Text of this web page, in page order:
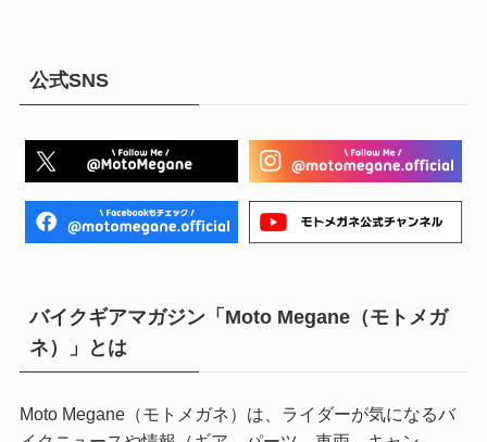
公式SNS
バイクギアマガジン「Moto Megane（モトメガ
ネ）」とは
Moto Megane（モトメガネ）は、ライダーが気になるバ